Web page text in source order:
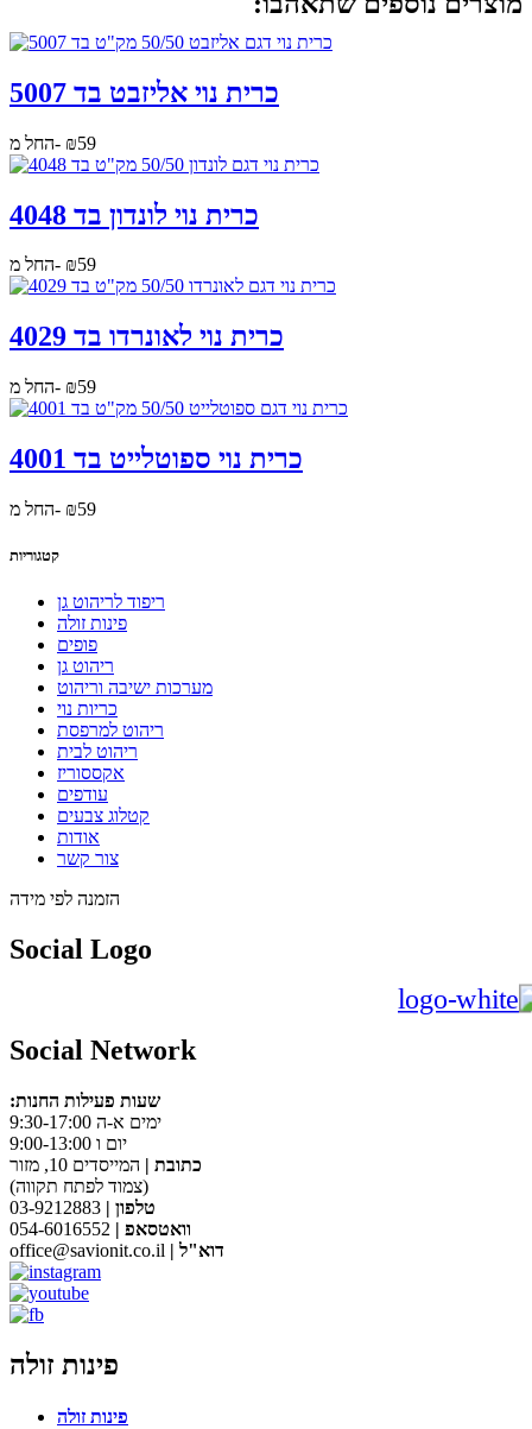
כרית נוי אליזבט בד 5007
החל מ- ₪59
כרית נוי לונדון בד 4048
החל מ- ₪59
כרית נוי לאונרדו בד 4029
החל מ- ₪59
כרית נוי ספוטלייט בד 4001
החל מ- ₪59
קטגוריות
ריפוד לריהוט גן
פינות זולה
פופים
ריהוט גן
מערכות ישיבה וריהוט
כריות נוי
ריהוט למרפסת
ריהוט לבית
אקססוריז
עודפים
קטלוג צבעים
אודות
צור קשר
הזמנה לפי מידה
Social Logo
Social Network
:שעות פעילות החנות
ימים א-ה 9:30-17:00
יום ו 9:00-13:00
כתובת | המייסדים 10, מזור
(צמוד לפתח תקווה)
טלפון | 03-9212883
וואטסאפ | 054-6016552
office@savionit.co.il
| דוא"ל
פינות זולה
פינות זולה